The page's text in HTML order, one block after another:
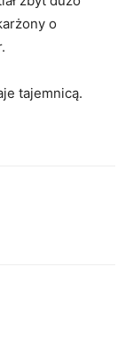
o
tajemnicą.